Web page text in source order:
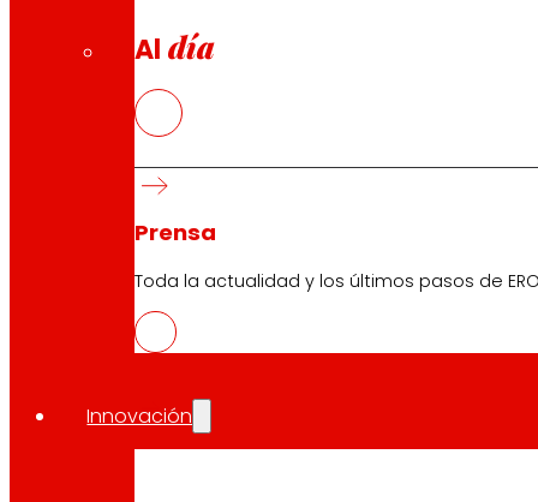
Al día
Prensa
Toda la actualidad y los últimos pasos de
Innovación